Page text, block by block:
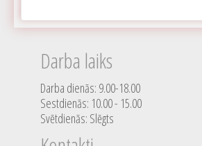
Darba laiks
Darba dienās: 9.00-18.00
Sestdienās: 10.00 - 15.00
Svētdienās: Slēgts